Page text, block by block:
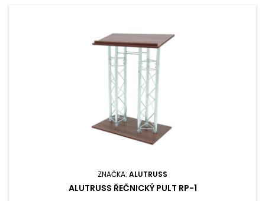
ZNAČKA: ALUTRUSS
ALUTRUSS ŘEČNICKÝ PULT RP-1